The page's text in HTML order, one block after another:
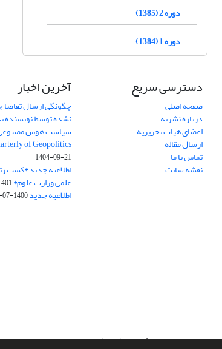
دوره 2 (1385)
دوره 1 (1384)
دسترسی سریع
صفحه اصلی
درباره نشریه
اعضای هیات تحریریه
ارسال مقاله
تماس با ما
نقشه سایت
آخرین اخبار
چگونگی ارسال تقاضا
نشده توسط نویسنده
سیاست هوش مصنوعی
of Geopolitics
1404-09-21
اطلاعیه جدید *کسب
علمی وزارت علوم*05-02
اطلاعیه جدید1400-07-08
سامانه مدیریت نشریات علمی.طراحی و پیاده سازی ازسیناوب